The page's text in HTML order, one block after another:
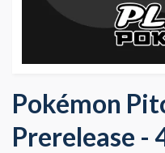
Pokémon
Prerelease -